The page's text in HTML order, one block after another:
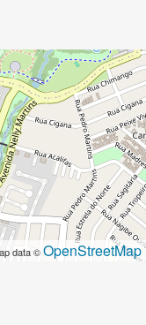
data ©OpenStreetMap